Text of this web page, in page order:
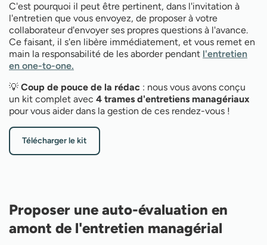
C'est pourquoi il peut être pertinent, dans l'invitation à
l'entretien que vous envoyez, de proposer à votre
collaborateur d'envoyer ses propres questions à l'avance.
Ce faisant, il s'en libère immédiatement, et vous remet en
main la responsabilité de les aborder pendant l'entretien
en one-to-one.
💡 Coup de pouce de la rédac : nous vous avons conçu
un kit complet avec 4 trames d'entretiens managériaux
pour vous aider dans la gestion de ces rendez-vous !
Télécharger le kit
Proposer une auto-évaluation en
amont de l'entretien managérial